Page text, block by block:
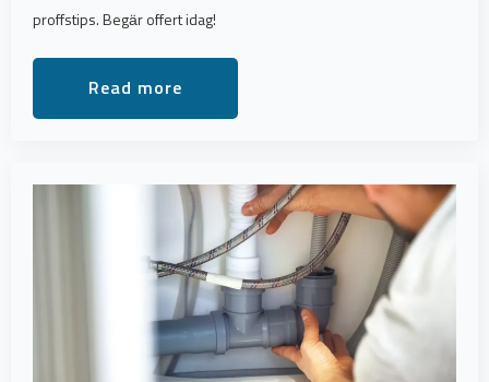
proffstips. Begär offert idag!
Read more